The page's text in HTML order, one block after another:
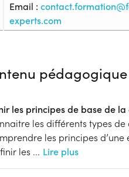
Email :
experts.com
:
d'emploi, Tout public
d'informations
information
d'information
pédagogique
les principes de base de
les différents types de
les principes
les ... Lire plus